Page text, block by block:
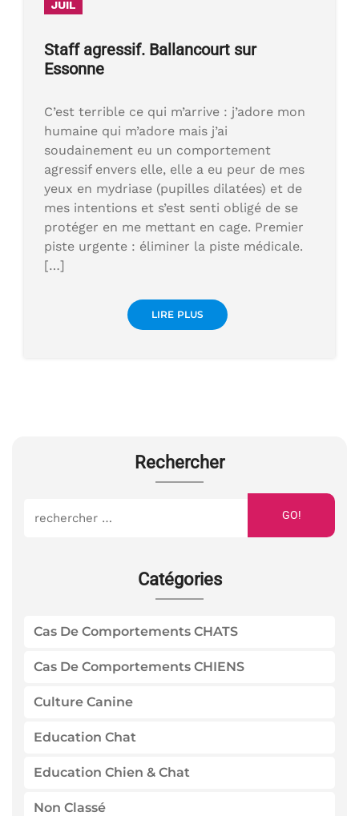
JUIL
Staff agressif. Ballancourt sur
Essonne
C’est terrible ce qui m’arrive : j’adore mon
humaine qui m’adore mais j’ai
soudainement eu un comportement
agressif envers elle, elle a eu peur de mes
yeux en mydriase (pupilles dilatées) et de
mes intentions et s’est senti obligé de se
protéger en me mettant en cage. Premier
piste urgente : éliminer la piste médicale.
[…]
LIRE PLUS
Rechercher
GO!
Catégories
Cas De Comportements CHATS
Cas De Comportements CHIENS
Culture Canine
Education Chat
Education Chien & Chat
Non Classé